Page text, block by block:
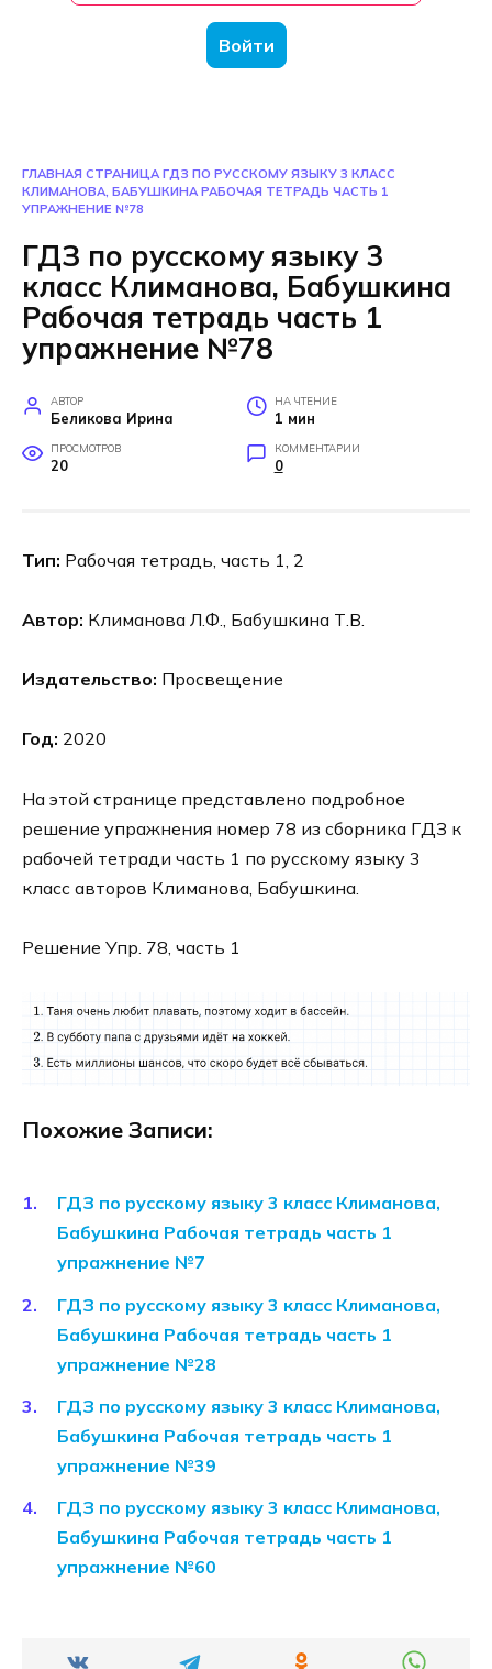
Войти
ГЛАВНАЯ СТРАНИЦА ГДЗ ПО РУССКОМУ ЯЗЫКУ 3 КЛАСС
КЛИМАНОВА, БАБУШКИНА РАБОЧАЯ ТЕТРАДЬ ЧАСТЬ 1
УПРАЖНЕНИЕ №78
ГДЗ по русскому языку 3
класс Климанова, Бабушкина
Рабочая тетрадь часть 1
упражнение №78
АВТОР
Беликова Ирина
НА ЧТЕНИЕ
1 мин
ПРОСМОТРОВ
20
КОММЕНТАРИИ
0
Тип: Рабочая тетрадь, часть 1, 2
Автор: Климанова Л.Ф., Бабушкина Т.В.
Издательство: Просвещение
Год: 2020
На этой странице представлено подробное
решение упражнения номер 78 из сборника ГДЗ к
рабочей тетради часть 1 по русскому языку 3
класс авторов Климанова, Бабушкина.
Решение Упр. 78, часть 1
Похожие Записи:
ГДЗ по русскому языку 3 класс Климанова,
Бабушкина Рабочая тетрадь часть 1
упражнение №7
ГДЗ по русскому языку 3 класс Климанова,
Бабушкина Рабочая тетрадь часть 1
упражнение №28
ГДЗ по русскому языку 3 класс Климанова,
Бабушкина Рабочая тетрадь часть 1
упражнение №39
ГДЗ по русскому языку 3 класс Климанова,
Бабушкина Рабочая тетрадь часть 1
упражнение №60